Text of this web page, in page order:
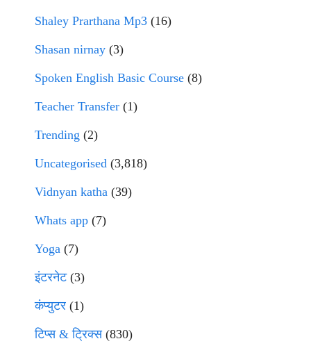
Shaley Prarthana Mp3 (16)
Shasan nirnay (3)
Spoken English Basic Course (8)
Teacher Transfer (1)
Trending (2)
Uncategorised (3,818)
Vidnyan katha (39)
Whats app (7)
Yoga (7)
इंटरनेट(3)
कंप्युटर (1)
टिप्स & ट्रिक्स(830)